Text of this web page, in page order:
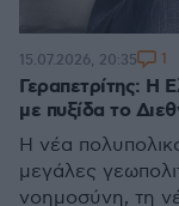
Γεραπετρίτης: Η
με πυξίδα το
Η νέα
μεγάλες
νοημοσύνη, τη
15.07.2026, 20:35 1